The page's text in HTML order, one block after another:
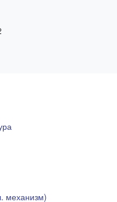
механизм)